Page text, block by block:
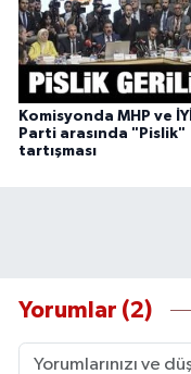
Komisyonda MHP ve İYİ
Parti arasında "Pislik"
tartışması
Yorumlar (2)